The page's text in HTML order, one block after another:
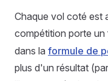
Chaque vol coté est
compétition porte
dans la formule de
plus d'un résultat